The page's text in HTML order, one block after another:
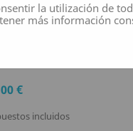
€
incluidos
la utilización de
más información